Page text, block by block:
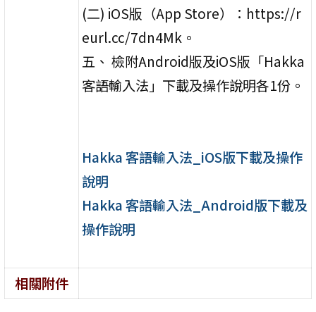
(二) iOS版（App Store）：https://r
eurl.cc/7dn4Mk。
五、 檢附Android版及iOS版「Hakka
客語輸入法」下載及操作說明各1份。
Hakka 客語輸入法_iOS版下載及操作
說明
Hakka 客語輸入法_Android版下載及
操作說明
相關附件